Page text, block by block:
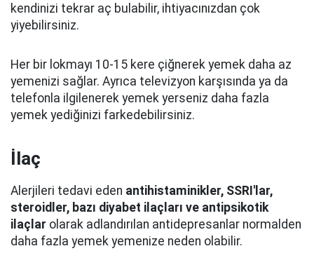
kendinizi tekrar aç bulabilir, ihtiyacınızdan çok
yiyebilirsiniz.
Her bir lokmayı 10-15 kere çiğnerek yemek daha az
yemenizi sağlar. Ayrıca televizyon karşısında ya da
telefonla ilgilenerek yemek yerseniz daha fazla
yemek yediğinizi farkedebilirsiniz.
İlaç
Alerjileri tedavi eden antihistaminikler, SSRI'lar,
steroidler, bazı diyabet ilaçları ve antipsikotik
ilaçlar olarak adlandırılan antidepresanlar normalden
daha fazla yemek yemenize neden olabilir.